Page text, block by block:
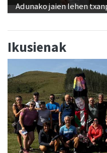
Adunako jaien lehen
Ikusienak